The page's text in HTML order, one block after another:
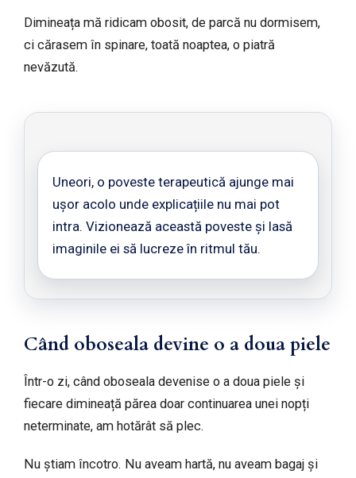
Dimineața mă ridicam obosit, de parcă nu dormisem,
ci cărasem în spinare, toată noaptea, o piatră
nevăzută.
Uneori, o poveste terapeutică ajunge mai
ușor acolo unde explicațiile nu mai pot
intra. Vizionează această poveste și lasă
imaginile ei să lucreze în ritmul tău.
Când oboseala devine o a doua piele
Într-o zi, când oboseala devenise o a doua piele și
fiecare dimineață părea doar continuarea unei nopți
neterminate, am hotărât să plec.
Nu știam încotro. Nu aveam hartă, nu aveam bagaj și